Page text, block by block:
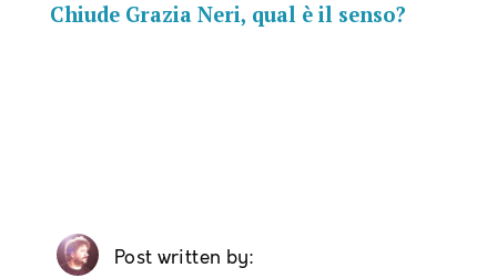
Chiude Grazia Neri, qual è il senso?
Post written by